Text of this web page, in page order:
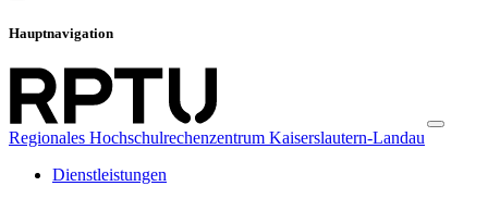
Hauptnavigation
Regionales Hochschulrechenzentrum Kaiserslautern-Landau
Dienstleistungen